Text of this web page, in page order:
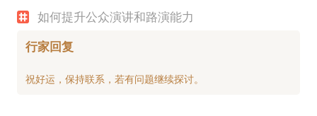
如何提升公众演讲和路演能力
行家回复